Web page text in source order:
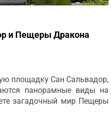
и Пещеры Дракона
площадку Сан Сальвадор,
панорамные виды на
загадочный мир Пещеры